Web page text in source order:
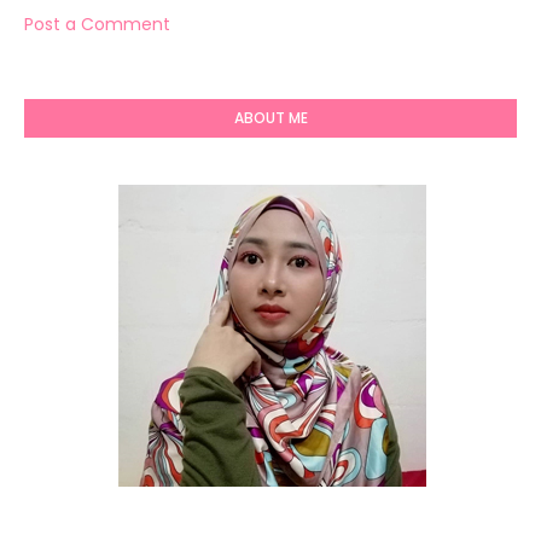
Post a Comment
ABOUT ME